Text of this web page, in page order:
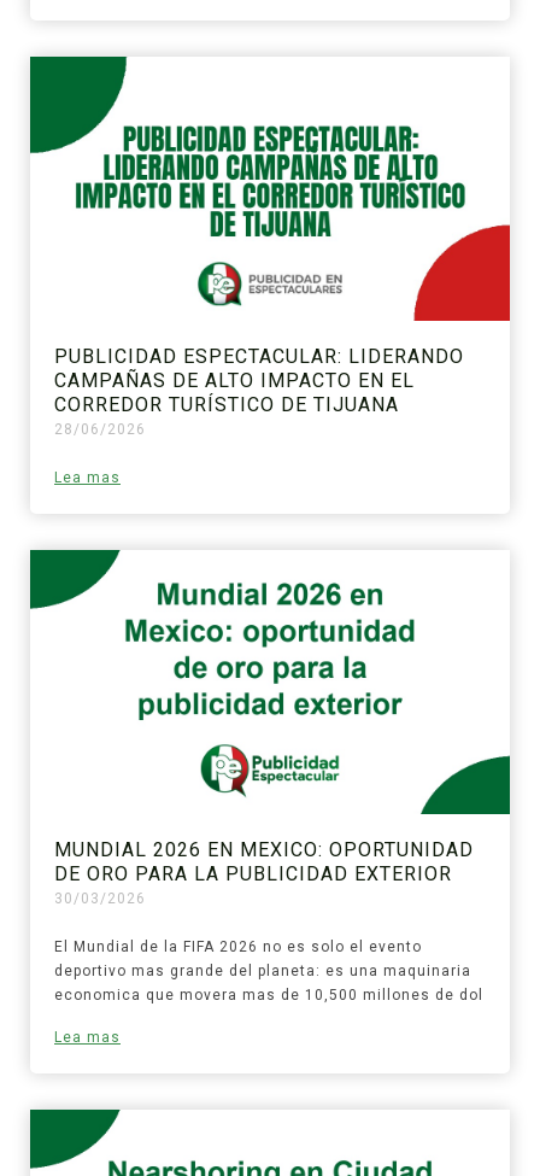
PUBLICIDAD ESPECTACULAR: LIDERANDO
CAMPAÑAS DE ALTO IMPACTO EN EL
CORREDOR TURÍSTICO DE TIJUANA
28/06/2026
Lea mas
MUNDIAL 2026 EN MEXICO: OPORTUNIDAD
DE ORO PARA LA PUBLICIDAD EXTERIOR
30/03/2026
El Mundial de la FIFA 2026 no es solo el evento
deportivo mas grande del planeta: es una maquinaria
economica que movera mas de 10,500 millones de dol
Lea mas